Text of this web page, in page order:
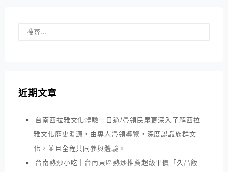
近期文章
台南西拉雅文化體驗一日遊/帶領民眾更深入了解西拉
雅文化歷史淵源，由專人帶領導覽，深度認識族群文
化，並且全程共同參與體驗。
台南熱炒小吃｜台南東區熱炒推薦超級平價「久昌飯